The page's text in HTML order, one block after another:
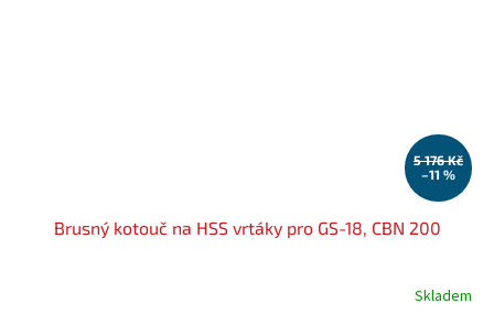
5 176 Kč
–11 %
Brusný kotouč na HSS vrtáky pro GS-18, CBN 200
Skladem